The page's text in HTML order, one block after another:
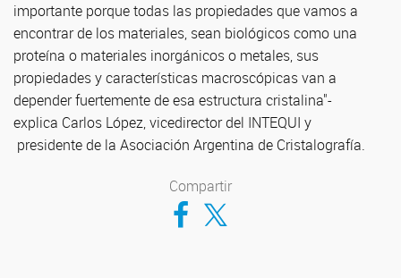
importante porque todas las propiedades que vamos a
encontrar de los materiales, sean biológicos como una
proteína o materiales inorgánicos o metales, sus
propiedades y características macroscópicas van a
depender fuertemente de esa estructura cristalina"-
explica Carlos López, vicedirector del INTEQUI y
presidente de la Asociación Argentina de Cristalografía.
Compartir
Compartir en Facebook
Compartir en Twitter